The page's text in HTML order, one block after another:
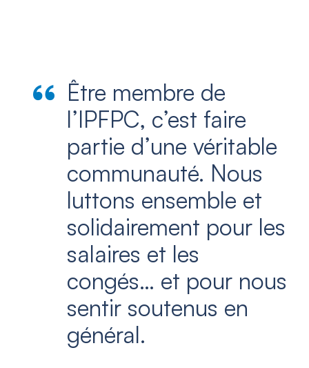
Être membre de
l’IPFPC, c’est faire
partie d’une véritable
communauté. Nous
luttons ensemble et
solidairement pour les
salaires et les
congés… et pour nous
sentir soutenus en
général.